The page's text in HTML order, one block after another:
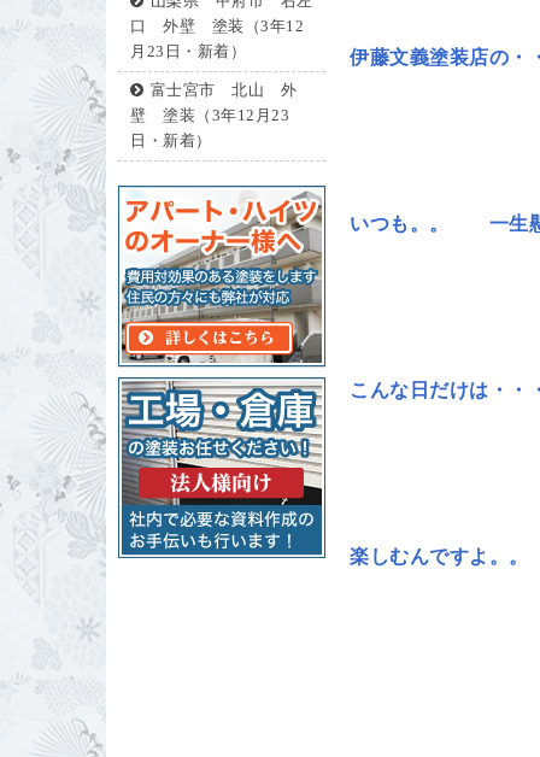
口 外壁 塗装（3年12
月23日・新着）
富士宮市 北山 外
壁 塗装（3年12月23
日・新着）
伊藤文義塗装店の
いつも。。 一生懸
こんな日だけは・
楽しむんですよ。。